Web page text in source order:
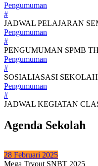
Pengumuman
#
JADWAL PELAJARAN
Pengumuman
#
PENGUMUMAN SPMB
Pengumuman
#
SOSIALIASASI
Pengumuman
#
JADWAL KEGIATAN
Agenda Sekolah
28 Februari 2025
Mega Tryout SNBT 2025